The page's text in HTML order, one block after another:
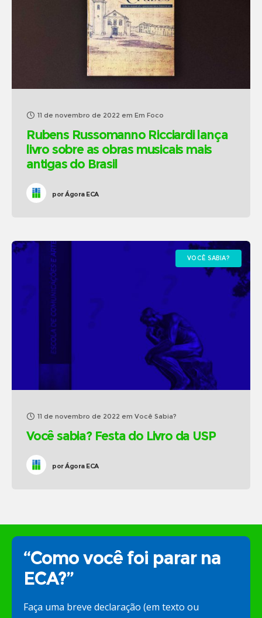
11 de novembro de 2022 em Em Foco
Rubens Russomanno Ricciardi lança
livro sobre as obras musicais mais
antigas do Brasil
porÁgora ECA
VOCÊ SABIA?
11 de novembro de 2022 em Você Sabia?
Você sabia? Festa do Livro da USP
porÁgora ECA
“Como você foi parar na
ECA?”
Faça uma breve declaração (em texto ou